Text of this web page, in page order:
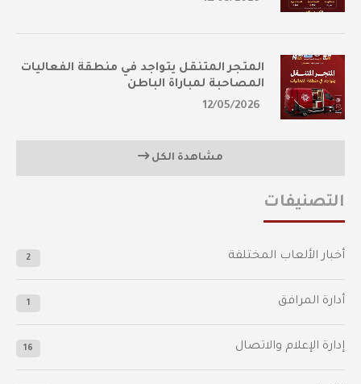
المتجر المتنقل يتواجد في منطقة الفعاليات
المصاحبة لمباراة الباطن
12/05/2026
مشاهدة الكل
التصنيفات
أخبار الألعاب المختلفة 2
أدارة المرافق 1
إدارة الإعلام والاتصال 16